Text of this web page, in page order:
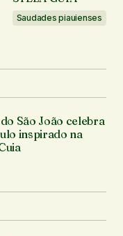
Saudades piauienses
São João celebra
inspirado na